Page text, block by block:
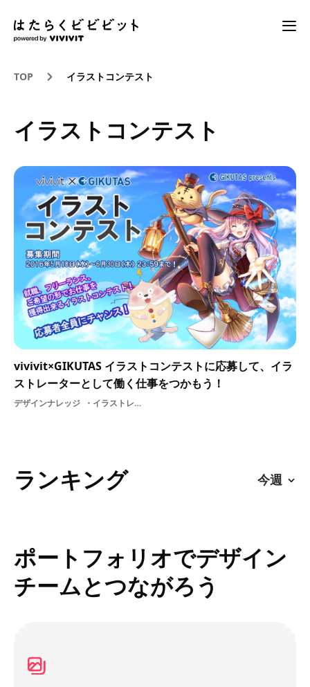
TOP イラストコンテスト
イラストコンテスト
vivivit×GIKUTAS イラストコンテストに応募して、イラ
ストレーターとして働く仕事をつかもう！
デザインナレッジ イラストレーターグラフィックデザインギャラリーイラストコンテストデザイン
ランキング
ポートフォリオでデザイン
チームとつながろう